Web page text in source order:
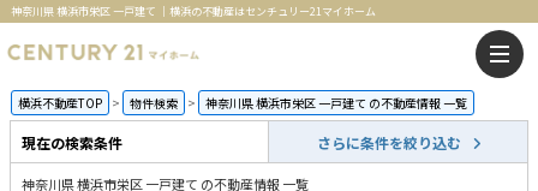
神奈川県 横浜市栄区 一戸建て ｜横浜の不動産はセンチュリー21マイホーム
横浜不動産TOP 物件検索 神奈川県 横浜市栄区 一戸建て の不動産情報 一覧
現在の検索条件 さらに条件を絞り込む
神奈川県 横浜市栄区 一戸建て の不動産情報 一覧